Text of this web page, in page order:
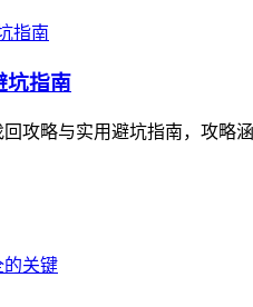
坑指南
攻略与实用避坑指南，攻